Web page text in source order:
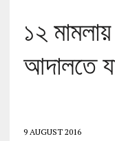
১২
আদালতে
9 AUGUST 2016